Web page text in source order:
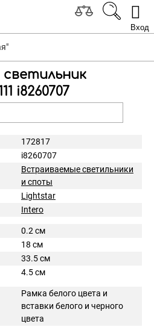
Вход
i8260707
172817
i8260707
Встраиваемые светильники
и споты
Lightstar
Intero
0.2 см
18 см
33.5 см
4.5 см
Рамка белого цвета и
вставки белого и черного
цвета